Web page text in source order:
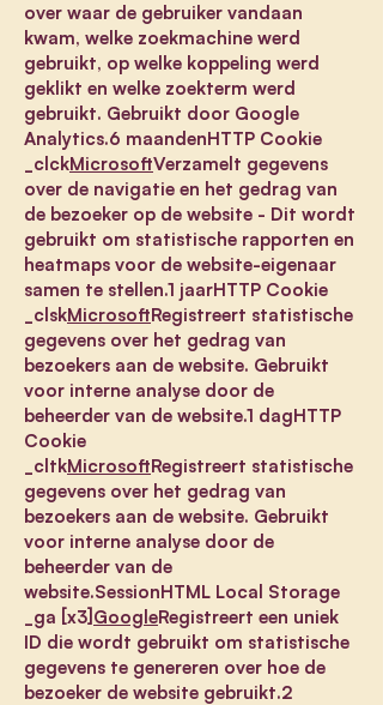
over waar de gebruiker vandaan
kwam, welke zoekmachine werd
gebruikt, op welke koppeling werd
geklikt en welke zoekterm werd
gebruikt. Gebruikt door Google
Analytics.6 maandenHTTP Cookie
_clckMicrosoftVerzamelt gegevens
over de navigatie en het gedrag van
de bezoeker op de website - Dit wordt
gebruikt om statistische rapporten en
heatmaps voor de website-eigenaar
samen te stellen.1 jaarHTTP Cookie
_clskMicrosoftRegistreert statistische
gegevens over het gedrag van
bezoekers aan de website. Gebruikt
voor interne analyse door de
beheerder van de website.1 dagHTTP
Cookie
_cltkMicrosoftRegistreert statistische
gegevens over het gedrag van
bezoekers aan de website. Gebruikt
voor interne analyse door de
beheerder van de
website.SessionHTML Local Storage
_ga [x3] GoogleRegistreert een uniek
ID die wordt gebruikt om statistische
gegevens te genereren over hoe de
bezoeker de website gebruikt.2